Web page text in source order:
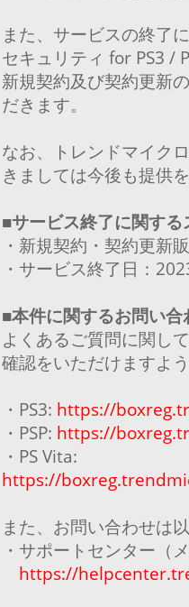
また、サービスの終了
セキュリティ for PS3 /
新規契約及び契約更新
だきます。
なお、トレンドマイク
きましては今後も提供
■サービス終了に関す
・新規契約・契約更新
・サービス終了日：
■本件に関するお問い
よくあるご質問に関し
確認をいただけますよ
・PS3: https://
・PSP: https://
・PS Vita:
https://
また、お問い合わせは
・サポートセンター（
https://